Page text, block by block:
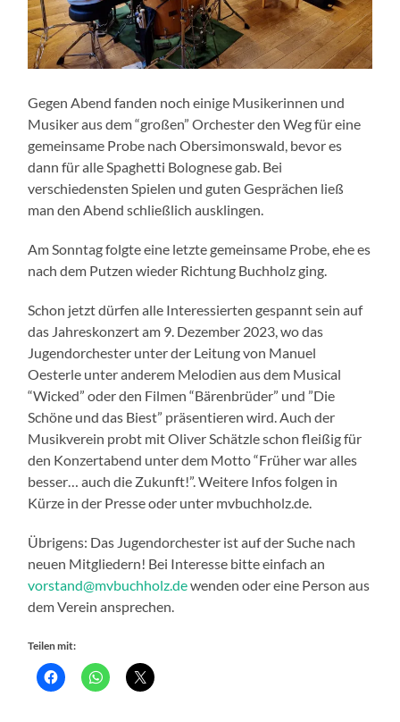
Gegen Abend fanden noch einige Musikerinnen und
Musiker aus dem “großen” Orchester den Weg für eine
gemeinsame Probe nach Obersimonswald, bevor es
dann für alle Spaghetti Bolognese gab. Bei
verschiedensten Spielen und guten Gesprächen ließ
man den Abend schließlich ausklingen.
Am Sonntag folgte eine letzte gemeinsame Probe, ehe es
nach dem Putzen wieder Richtung Buchholz ging.
Schon jetzt dürfen alle Interessierten gespannt sein auf
das Jahreskonzert am 9. Dezember 2023, wo das
Jugendorchester unter der Leitung von Manuel
Oesterle unter anderem Melodien aus dem Musical
“Wicked” oder den Filmen “Bärenbrüder” und ”Die
Schöne und das Biest” präsentieren wird. Auch der
Musikverein probt mit Oliver Schätzle schon fleißig für
den Konzertabend unter dem Motto “Früher war alles
besser… auch die Zukunft!”. Weitere Infos folgen in
Kürze in der Presse oder unter mvbuchholz.de.
Übrigens: Das Jugendorchester ist auf der Suche nach
neuen Mitgliedern! Bei Interesse bitte einfach an
vorstand@mvbuchholz.dewenden oder eine Person aus
dem Verein ansprechen.
Teilen mit: